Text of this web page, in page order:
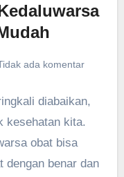
ada komentar
diabaikan,
kesehatan kita.
obat bisa
dengan benar dan